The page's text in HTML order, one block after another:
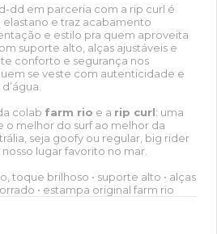
dd em parceria com a rip curl é
e traz acabamento
e estilo pra quem aproveita
suporte alto, alças ajustáveis e
conforto e segurança nos
se veste com autenticidade e
colab farm rio e a rip curl: uma
o melhor do surf ao melhor da
seja goofy ou regular, big rider
lugar favorito no mar.
toque brilhoso • suporte alto • alças
• estampa original farm rio